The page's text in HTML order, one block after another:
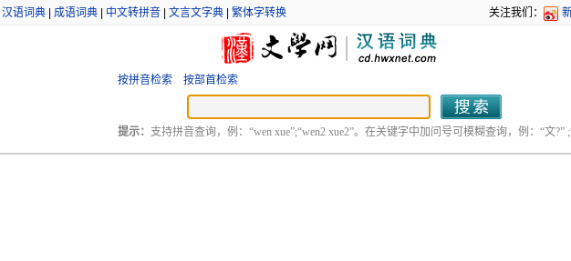
汉语词典| 成语词典| 中文转拼音| 文言文字典| 繁体字转换 关注我们：
按拼音检索 按部首检索
提示： 支持拼音查询，例：“wen xue”;“wen2 xue2”。在关键字中加问号可模糊查询，例：“文?” ;“